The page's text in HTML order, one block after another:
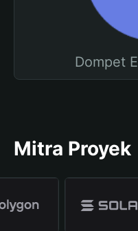
Dompet
Mitra Proyek